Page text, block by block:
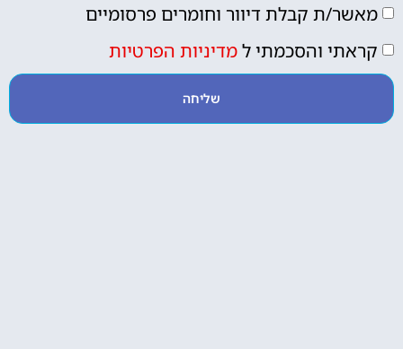
מאשר/ת קבלת דיוור וחומרים פרסומיים
קראתי והסכמתי למדיניות הפרטיות
שליחה